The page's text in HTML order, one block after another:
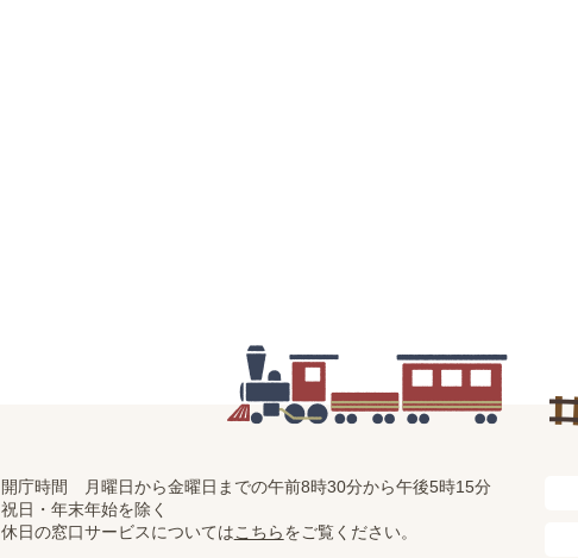
開庁時間 月曜日から金曜日までの午前8時30分から午後5時15分
祝日・年末年始を除く
休日の窓口サービスについてはこちらをご覧ください。